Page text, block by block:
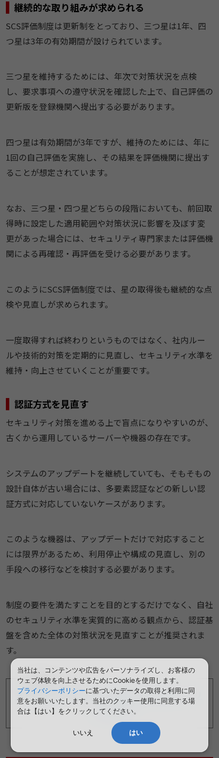
継続的な取り組みが求められる
SCS評価制度は更新制をとっており、三つ星は1年、四
つ星は3年の有効期間が設けられています。
三つ星を維持するためには、年次で対策状況を点検
し、要求事項への遵守状況を確認した上で、自己評価の
更新版を登録機関へ提出する必要があります。
四つ星は有効期間が3年ですが、維持のためには、年に
1回の自己評価を実施し、その結果を評価機関に提出す
ることが想定されています。
なお、三つ星・四つ星どちらの段階においても、前回取
得時に設定した適用範囲や対策状況に影響を及ぼす変
更があった場合には、セキュリティ専門家または評価機
関による再確認・再評価を受ける必要があります。
このようにSCS評価制度では、星の取得後も継続的な点
検や見直しが求められます。
一度取得すれば終わりというものではなく、社内ルー
ルや技術的対策を定期的に見直し、セキュリティ水準を
維持・向上させていくことが重要です。
認証方式を見直す
セキュリティ対策を進める上で盲点になりやすいのが、
古くから運用しているサーバーや機器の存在です。
システムのアップデートを継続していても、そもそもの
設計自体が古い場合には、多要素認証などの新しい認
証方式に対応していないケースがあります。
このような機器は、アップデートだけで対応すること
には限界があるため、利用停止や構成の見直し、別の
手段への移行などを検討する必要があります。
制度の要件を満たすことを目的とするだけでなく、自社
のセキュリティ水準を実質的に高める観点から、認証基
盤を含めた全体の対策状況を見直すことが推奨されま
す。
関連ページ
多要素認証(MFA)とは？2段階認証との違いやメリ
ットを解説
当社は、コンテンツや広告をパーソナライズし、お客様の
ウェブ体験を向上させるためにCookieを使用します。
プライバシーポリシーに基づいたデータの取得と利用に同
意をお願いいたします。当社のクッキー使用に同意する場
合は【はい】をクリックしてください。
いいえ はい